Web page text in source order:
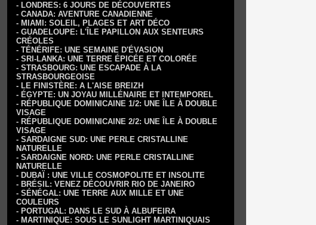
- LONDRES: 6 JOURS DE DÉCOUVERTES
- CANADA: AVENTURE CANADIENNE
- MIAMI: SOLEIL, PLAGES ET ART DÉCO
- GUADELOUPE: L'ÎLE PAPILLON AUX SENTEURS
CRÉOLES
- TÉNÉRIFE: UNE SEMAINE D'ÉVASION
- SRI-LANKA: UNE TERRE ÉPICÉE ET COLORÉE
- STRASBOURG: UNE ESCAPADE À LA
STRASBOURGEOISE
- LE FINISTÈRE: A L'AISE BREIZH
- ÉGYPTE: UN JOYAU MILLÉNAIRE ET INTEMPOREL
- RÉPUBLIQUE DOMINICAINE 1/2: UNE ÎLE À DOUBLE
VISAGE
- RÉPUBLIQUE DOMINICAINE 2/2: UNE ÎLE À DOUBLE
VISAGE
- SARDAIGNE SUD: UNE PERLE CRISTALLINE
NATURELLE
- SARDAIGNE NORD: UNE PERLE CRISTALLINE
NATURELLE
- DUBAÏ : UNE VILLE COSMOPOLITE ET INSOLITE
- BRÉSIL: VENEZ DÉCOUVRIR RIO DE JANEIRO
- SÉNÉGAL: UNE TERRE AUX MILLE ET UNE
COULEURS
- PORTUGAL: DANS LE SUD À ALBUFEIRA
- MARTINIQUE: SOUS LE SUNLIGHT MARTINIQUAIS